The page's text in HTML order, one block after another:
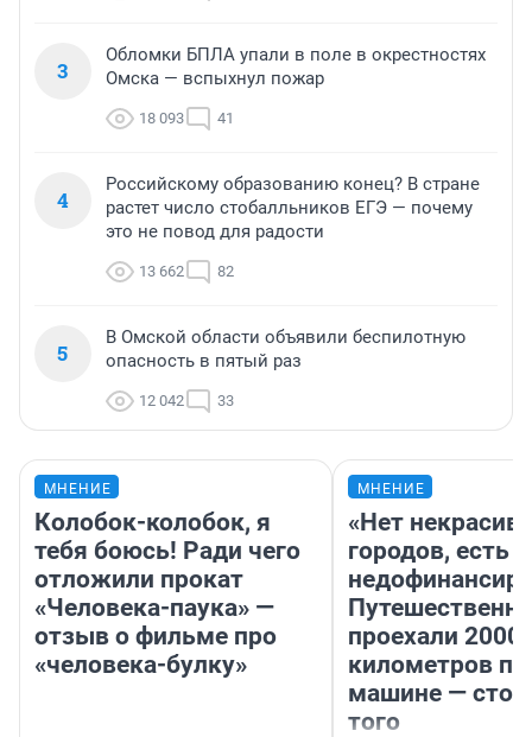
3
Обломки БПЛА упали в поле в окрестностях
Омска — вспыхнул пожар
18 093 41
4
Российскому образованию конец? В стране
растет число стобалльников ЕГЭ — почему
это не повод для радости
13 662 82
5
В Омской области объявили беспилотную
опасность в пятый раз
12 042 33
МНЕНИЕ
Колобок-колобок, я
тебя боюсь! Ради чего
отложили прокат
«Человека-паука» —
отзыв о фильме про
«человека-булку»
МНЕНИЕ
«Нет
городов, есть
проехали 2000
километров по
машине —
того